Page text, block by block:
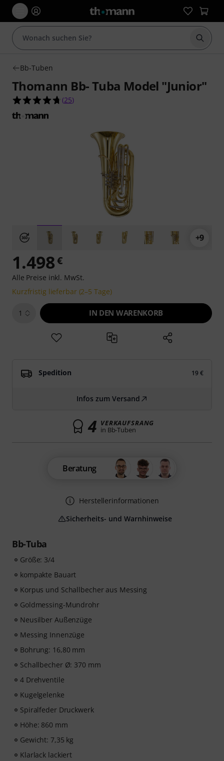
Suche
Bb-Tuben
Thomann Bb- Tuba Model "Junior"
4.7 von 5 Sternen aus 25 Kundenbewertungen
(25)
+9
Bb-Tuba
Größe: 3/4
kompakte Bauart
Korpus und Schallbecher aus Messing
Goldmessing-Mundrohr
Neusilber Außenzüge
Messing Innenzüge
Bohrung: 16,80 mm
Schallbecher Ø: 370 mm
4 Drehventile
Kugelgelenke
Spiralfeder Druckwerk
Höhe: 860 mm
Gewicht: 7,35 kg
Klarlack lackiert
1.498€
Alle Preise inkl. MwSt.
Kurzfristig lieferbar (2–5 Tage)
1 IN DEN WARENKORB
Spedition 19 €
Infos zum Versand
4 VERKAUFSRANG
in Bb-Tuben
Beratung
Herstellerinformationen
Sicherheits- und Warnhinweise